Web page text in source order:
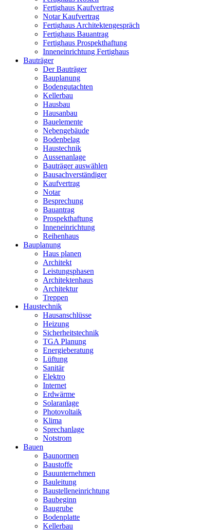
Fertighaus Kaufvertrag
Notar Kaufvertrag
Fertighaus Architektengespräch
Fertighaus Bauantrag
Fertighaus Prospekthaftung
Inneneinrichtung Fertighaus
Bauträger
Der Bauträger
Bauplanung
Bodengutachten
Kellerbau
Hausbau
Hausanbau
Bauelemente
Nebengebäude
Bodenbelag
Haustechnik
Aussenanlage
Bauträger auswählen
Bausachverständiger
Kaufvertrag
Notar
Besprechung
Bauantrag
Prospekthaftung
Inneneinrichtung
Reihenhaus
Bauplanung
Haus planen
Architekt
Leistungsphasen
Architektenhaus
Architektur
Treppen
Haustechnik
Hausanschlüsse
Heizung
Sicherheitstechnik
TGA Planung
Energieberatung
Lüftung
Sanitär
Elektro
Internet
Erdwärme
Solaranlage
Photovoltaik
Klima
Sprechanlage
Notstrom
Bauen
Baunormen
Baustoffe
Bauunternehmen
Bauleitung
Baustelleneinrichtung
Baubeginn
Baugrube
Bodenplatte
Kellerbau